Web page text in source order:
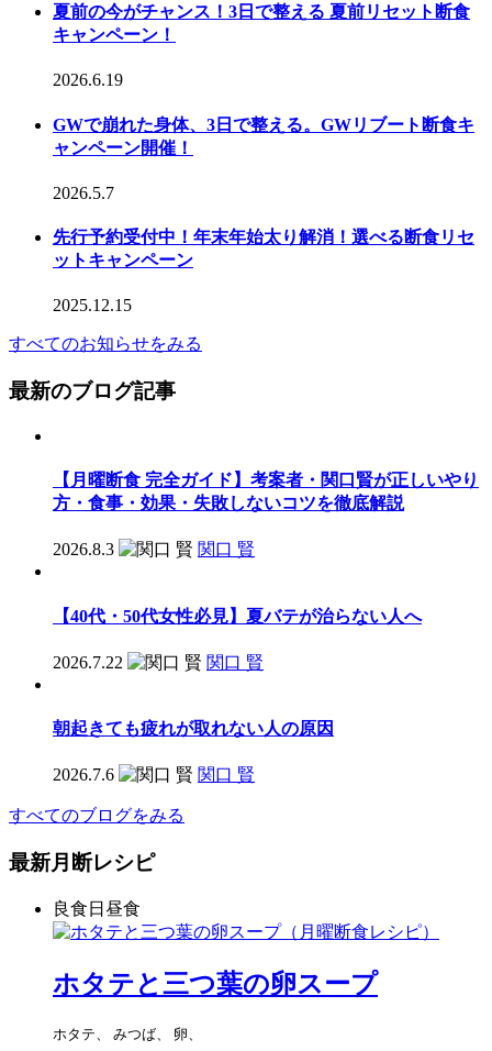
夏前の今がチャンス！3日で整える 夏前リセット断食
キャンペーン！
2026.6.19
GWで崩れた身体、3日で整える。GWリブート断食キ
ャンペーン開催！
2026.5.7
先行予約受付中！年末年始太り解消！選べる断食リセ
ットキャンペーン
2025.12.15
すべてのお知らせをみる
最新のブログ記事
【月曜断食 完全ガイド】考案者・関口賢が正しいやり
方・食事・効果・失敗しないコツを徹底解説
2026.8.3 関口 賢
【40代・50代女性必見】夏バテが治らない人へ
2026.7.22 関口 賢
朝起きても疲れが取れない人の原因
2026.7.6 関口 賢
すべてのブログをみる
最新月断レシピ
良食日昼食
ホタテと三つ葉の卵スープ
ホタテ、 みつば、 卵、